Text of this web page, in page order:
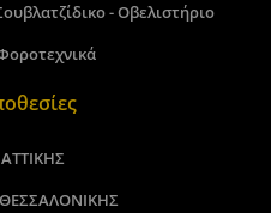
- Οβελιστήριο